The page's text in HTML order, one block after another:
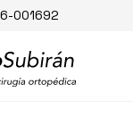
001692